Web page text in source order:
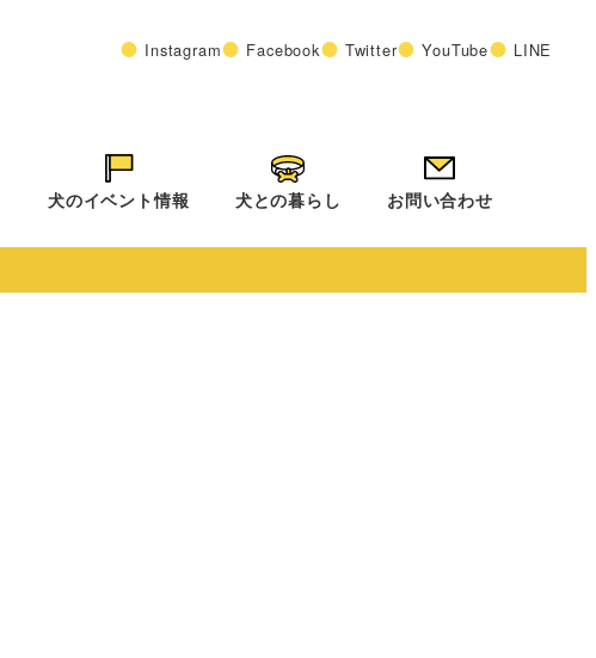
Instagram Facebook Twitter YouTube LINE
犬のイベント情報 犬との暮らし お問い合わせ